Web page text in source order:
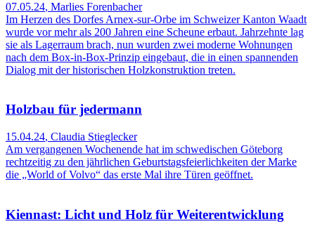
07.05.24, Marlies Forenbacher
Im Herzen des Dorfes Arnex-sur-Orbe im Schweizer Kanton Waadt
wurde vor mehr als 200 Jahren eine Scheune erbaut. Jahrzehnte lag
sie als Lagerraum brach, nun wurden zwei moderne Wohnungen
nach dem Box-in-Box-Prinzip eingebaut, die in einen spannenden
Dialog mit der historischen Holzkonstruktion treten.
Holzbau für jedermann
15.04.24, Claudia Stieglecker
Am vergangenen Wochenende hat im schwedischen Göteborg
rechtzeitig zu den jährlichen Geburtstagsfeierlichkeiten der Marke
die „World of Volvo“ das erste Mal ihre Türen geöffnet.
Kiennast: Licht und Holz für Weiterentwicklung